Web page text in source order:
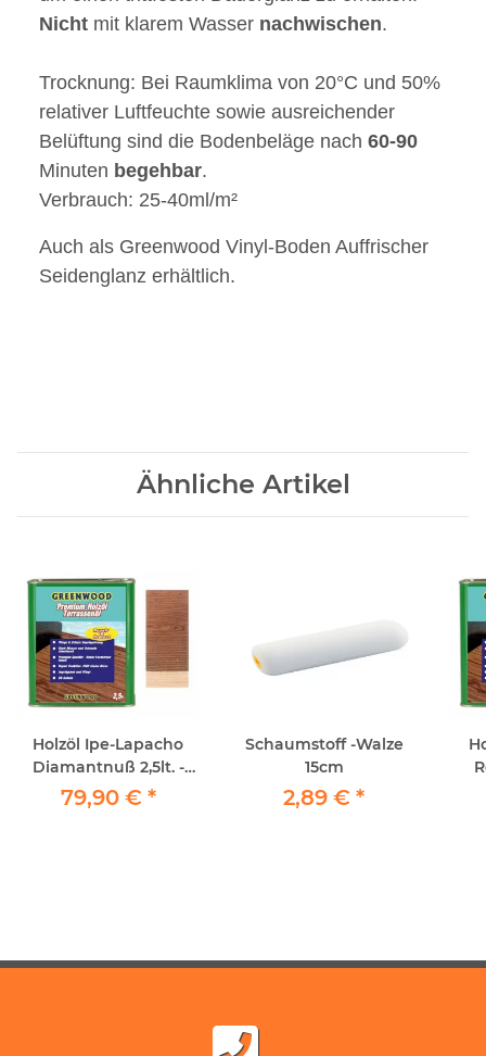
Nicht mit klarem Wasser nachwischen.
Trocknung: Bei Raumklima von 20°C und 50%
relativer Luftfeuchte sowie ausreichender
Belüftung sind die Bodenbeläge nach 60-90
Minuten begehbar.
Verbrauch: 25-40ml/m²
Auch als Greenwood Vinyl-Boden Auffrischer
Seidenglanz erhältlich.
Ähnliche Artikel
Holzöl Ipe-Lapacho
Diamantnuß 2,5lt. -
Repair&Protect -
Greenwood -
79,90 € *
Schaumstoff -Walze
15cm
2,89 € *